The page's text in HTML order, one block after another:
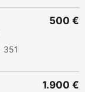
351
500 €
1.900 €